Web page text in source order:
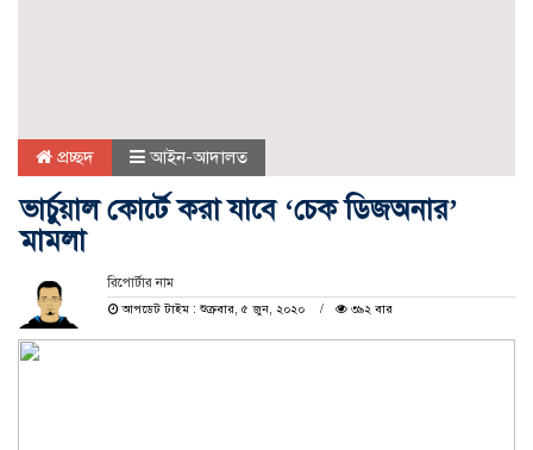
প্রচ্ছদ আইন-আদালত
ভার্চুয়াল কোর্টে করা যাবে ‘চেক ডিজঅনার’
মামলা
রিপোর্টার নাম
আপডেট টাইম : শুক্রবার, ৫ জুন, ২০২০
৩৯২ বার